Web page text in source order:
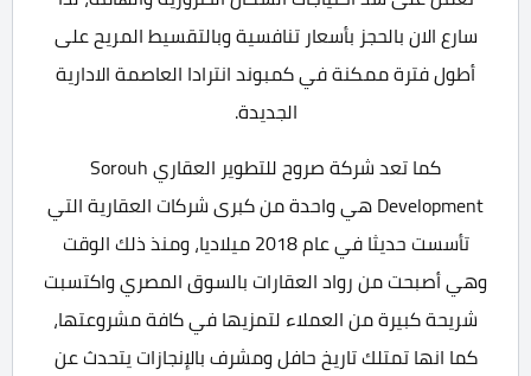
سارع الان بالحجز بأسعار تنافسية وبالتقسيط المريح على
أطول فترة ممكنة في كمبوند انترادا العاصمة الادارية
الجديدة.
كما تعد شركة صروح للتطوير العقاري Sorouh
Development هي واحدة من كبرى شركات العقارية التي
تأسست حديثا في عام 2018 ميلاديا، ومنذ ذلك الوقت
وهي أصبحت من رواد العقارات بالسوق المصري واكتسبت
شريحة كبيرة من العملاء لتمزيها في كافة مشروعتها،
كما انها تمتلك تاريخ حافل ومشرف بالإنجازات يتحدث عن